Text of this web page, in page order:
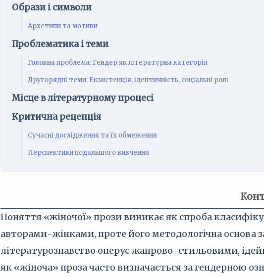
Образи і символи
Архетипи та мотиви
Проблематика і теми
Головна проблема: Гендер як літературна категорія
Другорядні теми: Екзистенція, ідентичність, соціальні ролі
Місце в літературному процесі
Критична рецепція
Сучасні дослідження та їх обмеження
Перспективи подальшого вивчення
Поняття «жіночої» прози виникає як спроба
авторами-жінками, проте його методологічна основа
літературознавство оперує жанрово-стильовими,
як «жіноча» проза часто визначається за гендерною